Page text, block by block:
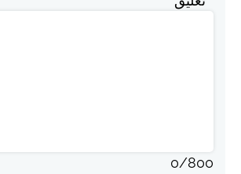
0/800